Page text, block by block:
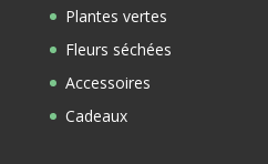
Plantes vertes
Fleurs séchées
Accessoires
Cadeaux